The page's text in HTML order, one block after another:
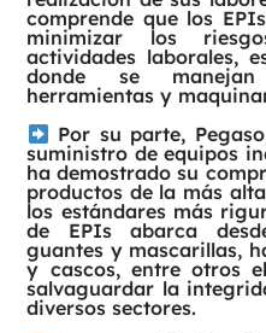
comprende que los
minimizar los
actividades laborales,
donde se manejan
herramientas y
Por su parte,
suministro de equipos
ha demostrado su
productos de la más
los estándares más
de EPIs abarca
guantes y mascarillas,
y cascos, entre otros
salvaguardar la
diversos sectores.